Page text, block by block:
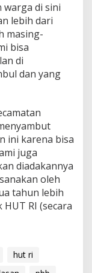
warga di sini
lebih dari
masing-
bisa
di
dan yang
ini karena bisa
juga
diadakannya
oleh
tahun lebih
RI (secara
hut ri